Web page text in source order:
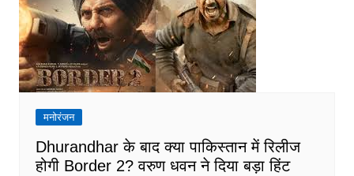
मनोरंजन
Dhurandhar के बाद क्या पाकिस्तान में रिलीज
होगी Border 2? वरुण धवन ने दिया बड़ा हिंट